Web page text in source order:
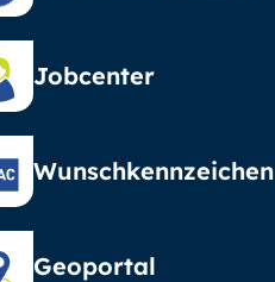
Jobcenter
Wunschkennzeichen
Geoportal